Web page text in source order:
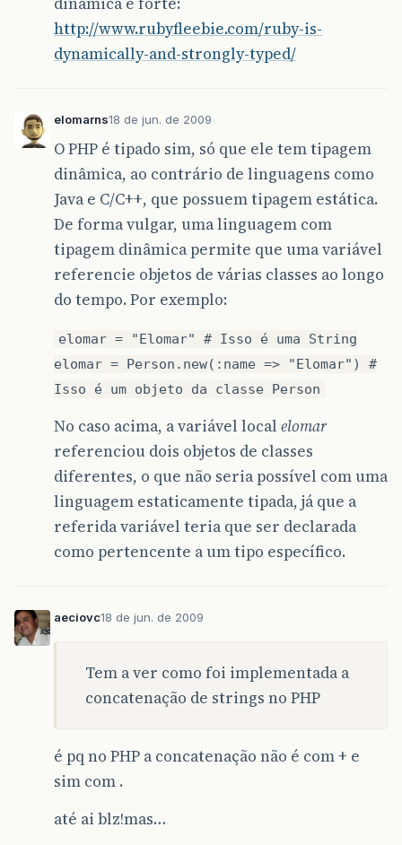
http://www.rubyfleebie.com/ruby-is-
dynamically-and-strongly-typed/
elomarns18 de jun. de 2009
O PHP é tipado sim, só que ele tem tipagem
dinâmica, ao contrário de linguagens como
Java e C/C++, que possuem tipagem estática.
De forma vulgar, uma linguagem com
tipagem dinâmica permite que uma variável
referencie objetos de várias classes ao longo
do tempo. Por exemplo:
elomar = "Elomar" # Isso é uma String
elomar = Person.new(:name => "Elomar") #
Isso é um objeto da classe Person
No caso acima, a variável local elomar
referenciou dois objetos de classes
diferentes, o que não seria possível com uma
linguagem estaticamente tipada, já que a
referida variável teria que ser declarada
como pertencente a um tipo específico.
aeciovc18 de jun. de 2009
Tem a ver como foi implementada a
concatenação de strings no PHP
é pq no PHP a concatenação não é com + e
sim com .
até ai blz!mas…